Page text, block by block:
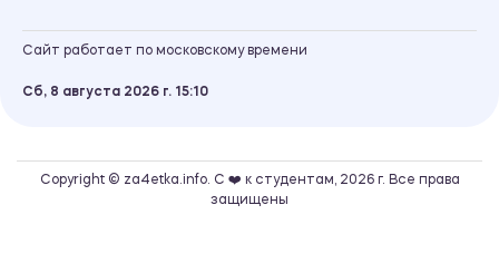
Сайт работает по московскому времени
Сб, 8 августа 2026 г. 15 10
Copyright © za4etka.info. С ❤️ к студентам, 2026 г. Все права
защищены